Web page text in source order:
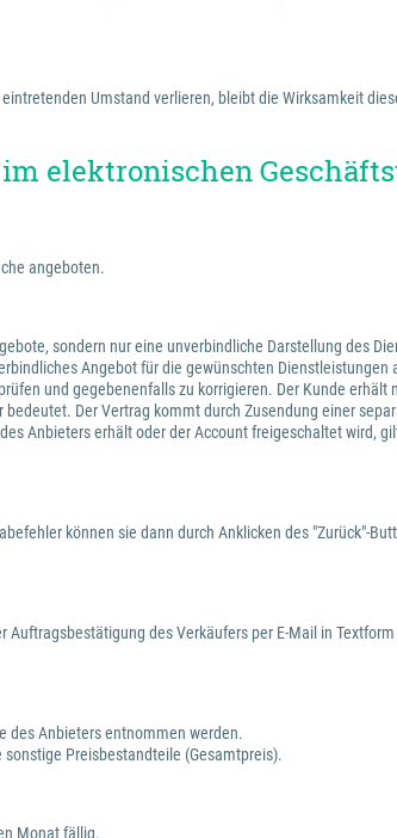
Umstand verlieren, bleibt die Wirksamkeit
elektronischen
angeboten.
sondern nur eine unverbindliche Darstellung des
Angebot für die gewünschten
und gegebenenfalls zu korrigieren. Der Kunde
Der Vertrag kommt durch Zusendung einer
Anbieters erhält oder der Account freigeschaltet wird,
können sie dann durch Anklicken des "Zurück"-
des Verkäufers per E-Mail in
des Anbieters entnommen werden.
Preisbestandteile (Gesamtpreis).
Monat fällig.